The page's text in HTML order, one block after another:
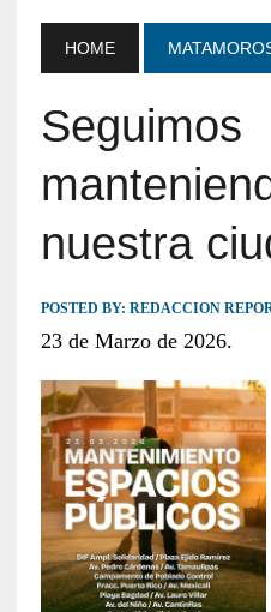
HOME
Seguimos
nuestra
POSTED BY: REDACCION
23 de Marzo de 2026.